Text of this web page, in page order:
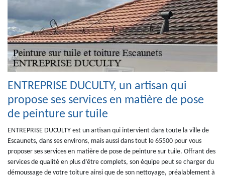
ENTREPRISE DUCULTY, un artisan qui
propose ses services en matière de pose
de peinture sur tuile
ENTREPRISE DUCULTY est un artisan qui intervient dans toute la ville de
Escaunets, dans ses environs, mais aussi dans tout le 65500 pour vous
proposer ses services en matière de pose de peinture sur tuile. Offrant des
services de qualité en plus d’être complets, son équipe peut se charger du
démoussage de votre toiture ainsi que de son nettoyage, préalablement à